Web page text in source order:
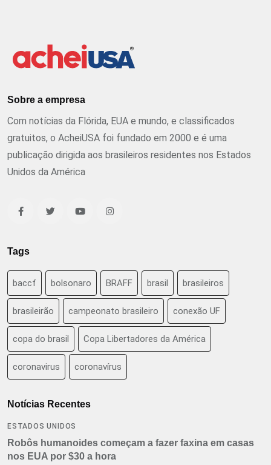
Sobre a empresa
Com notícias da Flórida, EUA e mundo, e classificados
gratuitos, o AcheiUSA foi fundado em 2000 e é uma
publicação dirigida aos brasileiros residentes nos Estados
Unidos da América
Tags
baccf bolsonaro BRAFF brasil brasileiros
brasileirão campeonato brasileiro conexão UF
copa do brasil Copa Libertadores da América
coronavirus coronavírus
Notícias Recentes
ESTADOS UNIDOS
Robôs humanoides começam a fazer faxina em casas
nos EUA por $30 a hora